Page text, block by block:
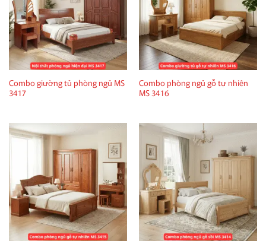
Combo giường tủ phòng ngủ MS
3417
Combo phòng ngủ gỗ tự nhiên
MS 3416